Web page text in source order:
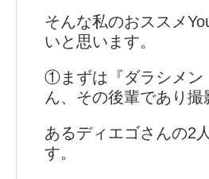
そんな私のおススメ
いと思います。
①まずは『ダラシメ
ん、その後輩であり
あるディエゴさんの2
す。